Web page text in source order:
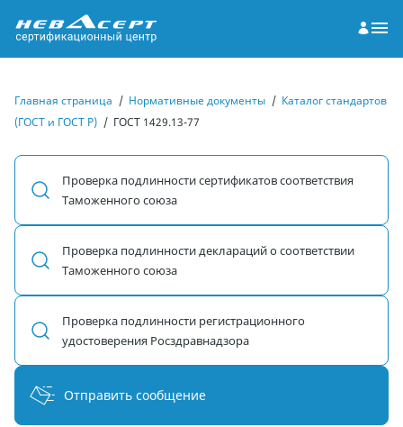
Главная страница / Нормативные документы / Каталог стандартов
(ГОСТ и ГОСТ Р) / ГОСТ 1429.13-77
Проверка подлинности сертификатов соответствия
Таможенного союза
Проверка подлинности деклараций о соответствии
Таможенного союза
Проверка подлинности регистрационного
удостоверения Росздравнадзора
Отправить сообщение